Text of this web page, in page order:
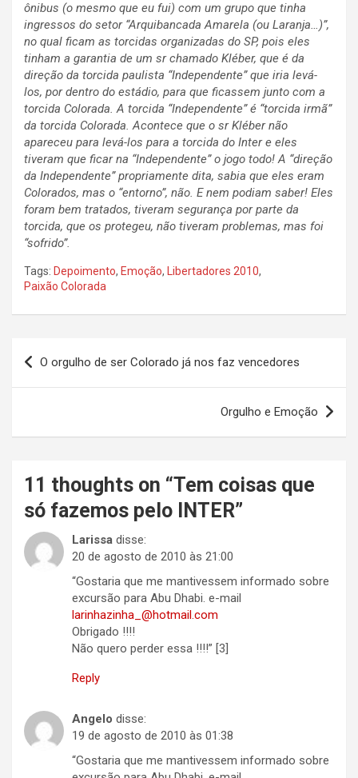
ônibus (o mesmo que eu fui) com um grupo que tinha
ingressos do setor “Arquibancada Amarela (ou Laranja…)”,
no qual ficam as torcidas organizadas do SP, pois eles
tinham a garantia de um sr chamado Kléber, que é da
direção da torcida paulista “Independente” que iria levá-
los, por dentro do estádio, para que ficassem junto com a
torcida Colorada. A torcida “Independente” é “torcida irmã”
da torcida Colorada. Acontece que o sr Kléber não
apareceu para levá-los para a torcida do Inter e eles
tiveram que ficar na “Independente” o jogo todo! A “direção
da Independente” propriamente dita, sabia que eles eram
Colorados, mas o “entorno”, não. E nem podiam saber! Eles
foram bem tratados, tiveram segurança por parte da
torcida, que os protegeu, não tiveram problemas, mas foi
“sofrido”.
Tags: Depoimento, Emoção, Libertadores 2010,
Paixão Colorada
Navegação
de
O orgulho de ser Colorado já nos faz vencedores
Orgulho e Emoção
11 thoughts on “Tem coisas que
só fazemos pelo INTER”
Larissa disse:
20 de agosto de 2010 às 21:00
“Gostaria que me mantivessem informado sobre
excursão para Abu Dhabi. e-mail
larinhazinha_@hotmail.com
Obrigado !!!!
Não quero perder essa !!!!” [3]
Reply
Angelo disse:
19 de agosto de 2010 às 01:38
“Gostaria que me mantivessem informado sobre